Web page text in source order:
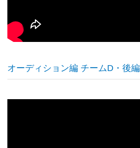
オーディション編 チームD・後編